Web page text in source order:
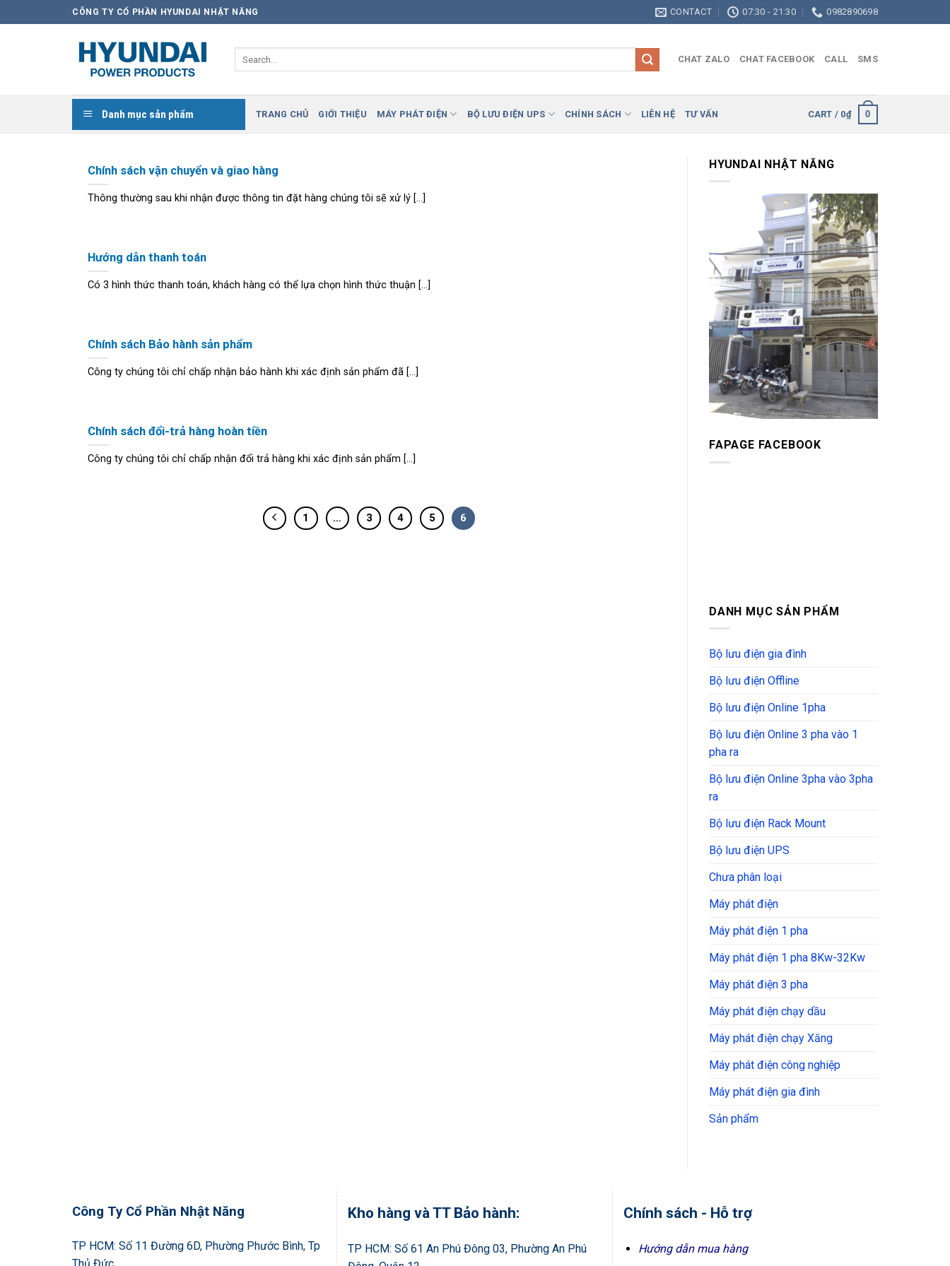
to
CÔNG TY CỔ PHẦN HYUNDAI NHẬT NĂNG CONTACT 07:30 - 21:30 0982890698
CHAT ZALO CHAT FACEBOOK CALL SMS
Danh mục sản phẩm TRANG CHỦ GIỚI THIỆU MÁY PHÁT ĐIỆN BỘ LƯU ĐIỆN UPS CHÍNH SÁCH LIÊN HỆ TƯ VẤN CART / 0₫ 0
Chính sách vận chuyển và giao hàng
Thông thường sau khi nhận được thông tin đặt hàng chúng tôi sẽ xử lý [...]
Hướng dẫn thanh toán
Có 3 hình thức thanh toán, khách hàng có thể lựa chọn hình thức thuận [...]
Chính sách Bảo hành sản phẩm
Công ty chúng tôi chỉ chấp nhận bảo hành khi xác định sản phẩm đã [...]
Chính sách đổi-trả hàng hoàn tiền
Công ty chúng tôi chỉ chấp nhận đổi trả hàng khi xác định sản phẩm [...]
1 … 3 4 5 6
HYUNDAI NHẬT NĂNG
FAPAGE FACEBOOK
DANH MỤC SẢN PHẨM
Bộ lưu điện gia đình
Bộ lưu điện Offline
Bộ lưu điện Online 1pha
Bộ lưu điện Online 3 pha vào 1
pha ra
Bộ lưu điện Online 3pha vào 3pha
ra
Bộ lưu điện Rack Mount
Bộ lưu điện UPS
Chưa phân loại
Máy phát điện
Máy phát điện 1 pha
Máy phát điện 1 pha 8Kw-32Kw
Máy phát điện 3 pha
Máy phát điện chạy dầu
Máy phát điện chạy Xăng
Máy phát điện công nghiệp
Máy phát điện gia đình
Sản phẩm
Công Ty Cổ Phần Nhật Năng
TP HCM: Số 11 Đường 6D, Phường Phước Bình, Tp
Kho hàng và TT Bảo hành:
TP HCM: Số 61 An Phú Đông 03, Phường An Phú
Chính sách - Hỗ trợ
Hướng dẫn mua hàng